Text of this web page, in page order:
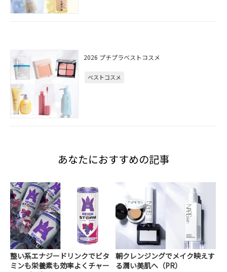
2026 プチプラベストコスメ
ベストコスメ
あなたにおすすめの記事
整い系エナジードリンクでビタ
ミンも栄養素も効率よくチャー
朝クレンジングでメイク映えす
る潤い美肌へ（PR）